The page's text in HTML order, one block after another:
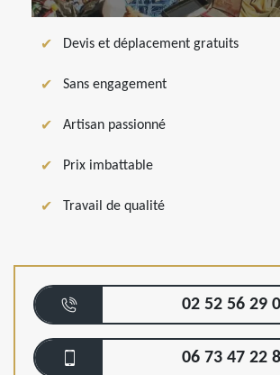
Devis et déplacement gratuits
Sans engagement
Artisan passionné
Prix imbattable
Travail de qualité
02 52 56 29
06 73 47 22